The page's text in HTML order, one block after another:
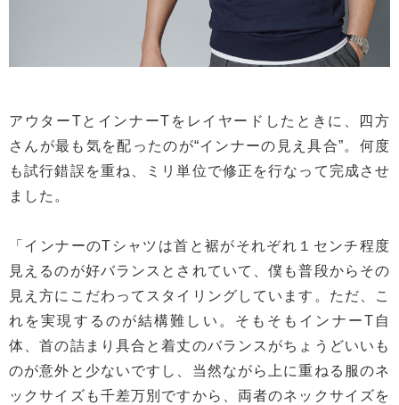
アウターTとインナーTをレイヤードしたときに、四方
さんが最も気を配ったのが“インナーの見え具合”。何度
も試行錯誤を重ね、ミリ単位で修正を行なって完成させ
ました。
「インナーのTシャツは首と裾がそれぞれ１センチ程度
見えるのが好バランスとされていて、僕も普段からその
見え方にこだわってスタイリングしています。ただ、こ
れを実現するのが結構難しい。そもそもインナーT自
体、首の詰まり具合と着丈のバランスがちょうどいいも
のが意外と少ないですし、当然ながら上に重ねる服のネ
ックサイズも千差万別ですから、両者のネックサイズを